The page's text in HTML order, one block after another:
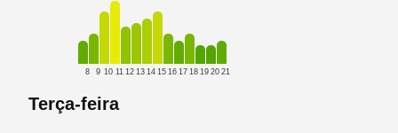
8 9 10 11 12 13 14 15 16 17 18 19 20 21
Terça-feira